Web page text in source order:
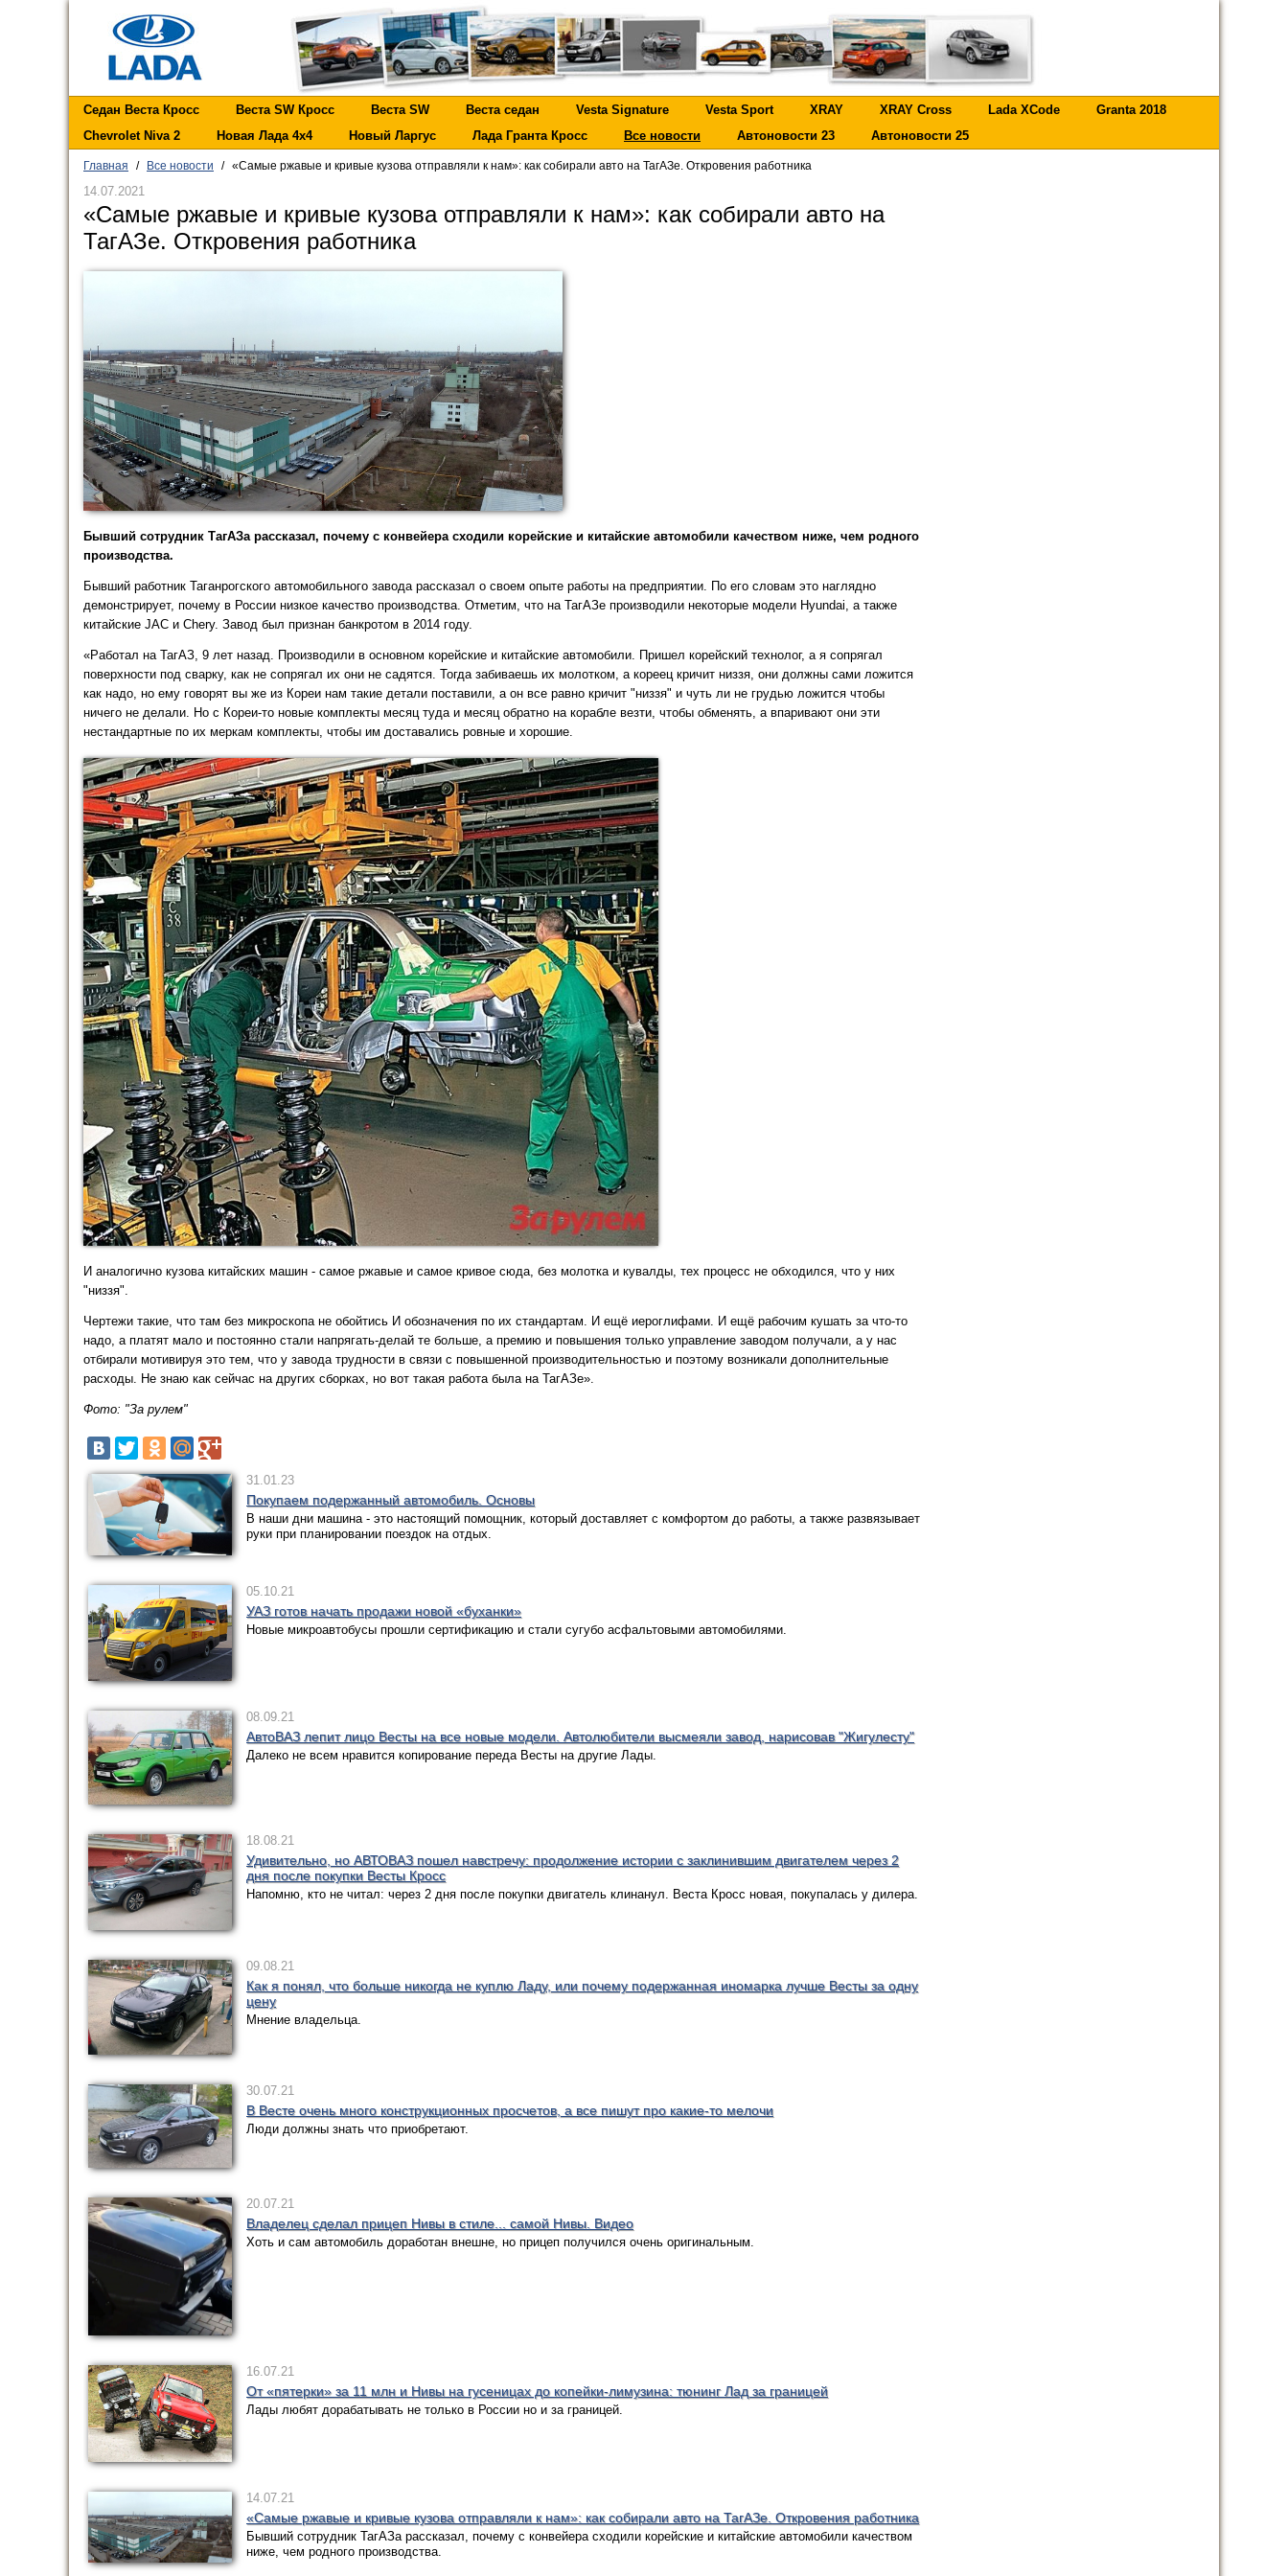
Седан Веста Кросс Веста SW Кросс Веста SW Веста седан Vesta Signature Vesta Sport XRAY XRAY Cross Lada XCode
Granta 2018
Chevrolet Niva 2
Новая Лада 4х4 Новый Ларгус Лада Гранта Кросс Все новости Автоновости 23 Автоновости 25
Главная / Все новости / «Самые ржавые и кривые кузова отправляли к нам»: как собирали авто на ТагАЗе. Откровения работника
14.07.2021
«Самые ржавые и кривые кузова отправляли к нам»: как собирали авто на
ТагАЗе. Откровения работника
Бывший сотрудник ТагАЗа рассказал, почему с конвейера сходили корейские и китайские автомобили качеством ниже, чем родного
производства.
Бывший работник Таганрогского автомобильного завода рассказал о своем опыте работы на предприятии. По его словам это наглядно
демонстрирует, почему в России низкое качество производства. Отметим, что на ТагАЗе производили некоторые модели Hyundai, а также
китайские JAC и Chery. Завод был признан банкротом в 2014 году.
«Работал на ТагАЗ, 9 лет назад. Производили в основном корейские и китайские автомобили. Пришел корейский технолог, а я сопрягал
поверхности под сварку, как не сопрягал их они не садятся. Тогда забиваешь их молотком, а кореец кричит низзя, они должны сами ложится
как надо, но ему говорят вы же из Кореи нам такие детали поставили, а он все равно кричит "низзя" и чуть ли не грудью ложится чтобы
ничего не делали. Но с Кореи-то новые комплекты месяц туда и месяц обратно на корабле везти, чтобы обменять, а впаривают они эти
нестандартные по их меркам комплекты, чтобы им доставались ровные и хорошие.
И аналогично кузова китайских машин - самое ржавые и самое кривое сюда, без молотка и кувалды, тех процесс не обходился, что у них
"низзя".
Чертежи такие, что там без микроскопа не обойтись И обозначения по их стандартам. И ещё иероглифами. И ещё рабочим кушать за что-то
надо, а платят мало и постоянно стали напрягать-делай те больше, а премию и повышения только управление заводом получали, а у нас
отбирали мотивируя это тем, что у завода трудности в связи с повышенной производительностью и поэтому возникали дополнительные
расходы. Не знаю как сейчас на других сборках, но вот такая работа была на ТагАЗе».
Фото: "За рулем"
31.01.23
Покупаем подержанный автомобиль. Основы
В наши дни машина - это настоящий помощник, который доставляет с комфортом до работы, а также развязывает
руки при планировании поездок на отдых.
05.10.21
УАЗ готов начать продажи новой «буханки»
Новые микроавтобусы прошли сертификацию и стали сугубо асфальтовыми автомобилями.
08.09.21
АвтоВАЗ лепит лицо Весты на все новые модели. Автолюбители высмеяли завод, нарисовав "Жигулесту"
Далеко не всем нравится копирование переда Весты на другие Лады.
18.08.21
Удивительно, но АВТОВАЗ пошел навстречу: продолжение истории с заклинившим двигателем через 2
дня после покупки Весты Кросс
Напомню, кто не читал: через 2 дня после покупки двигатель клинанул. Веста Кросс новая, покупалась у дилера.
09.08.21
Как я понял, что больше никогда не куплю Ладу, или почему подержанная иномарка лучше Весты за одну
цену
Мнение владельца.
30.07.21
В Весте очень много конструкционных просчетов, а все пишут про какие-то мелочи
Люди должны знать что приобретают.
20.07.21
Владелец сделал прицеп Нивы в стиле... самой Нивы. Видео
Хоть и сам автомобиль доработан внешне, но прицеп получился очень оригинальным.
16.07.21
От «пятерки» за 11 млн и Нивы на гусеницах до копейки-лимузина: тюнинг Лад за границей
Лады любят дорабатывать не только в России но и за границей.
14.07.21
«Самые ржавые и кривые кузова отправляли к нам»: как собирали авто на ТагАЗе. Откровения работника
Бывший сотрудник ТагАЗа рассказал, почему с конвейера сходили корейские и китайские автомобили качеством
ниже, чем родного производства.